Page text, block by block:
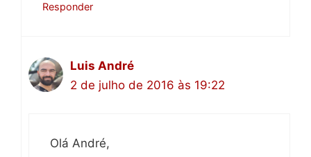
Responder
Luis André
2 de julho de 2016 às 19:22
Olá André,